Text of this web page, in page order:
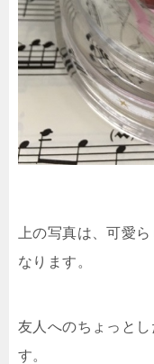
上の写真は、可愛
なります。
友人へのちょっと
す。